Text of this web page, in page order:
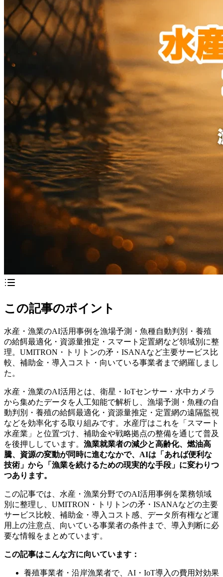
この記事のポイント
水産・漁業のAI活用事例を漁場予測・魚種自動判別・養殖
の給餌最適化・資源量推定・スマート定置網など領域別に整
理。UMITRON・トリトンの矛・ISANAなど主要サービス比
較、補助金・導入コスト・向いている事業者まで網羅しまし
た。
水産・漁業のAI活用とは、衛星・IoTセンサー・水中カメラ
から集めたデータを人工知能で解析し、漁場予測・魚種の自
動判別・養殖の給餌最適化・資源量推定・定置網の遠隔監視
などを効率化する取り組みです。水産庁はこれを「スマート
水産業」と位置づけ、補助金や戦略拠点の整備を通じて普及
を後押ししています。 漁業就業者の減少と高齢化、燃油高
騰、資源の変動が同時に進むなかで、AIは「あれば便利な
技術」から「漁業を続けるための現実的な手段」に変わりつ
つあります。
この記事では、水産・漁業分野でのAI活用事例を業務領域
別に整理し、UMITRON・トリトンの矛・ISANAなどの主要
サービス比較、補助金・導入コスト感、データ所有権など運
用上の注意点、向いている事業者の条件まで、導入判断に必
要な情報をまとめています。
この記事はこんな方に向いています：
養殖事業者・沿岸漁業者で、AI・IoT導入の費用対効果